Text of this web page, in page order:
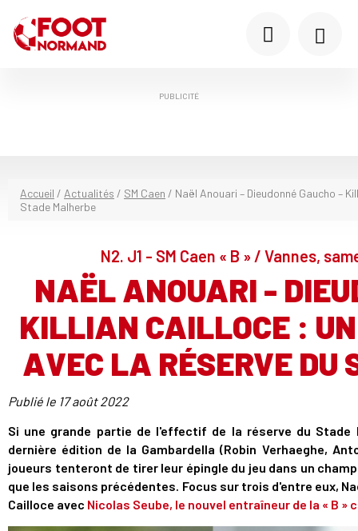
PUBLICITÉ
Accueil / Actualités / SM Caen / Naël Anouari – Dieudonné Gaucho –
Stade Malherbe
N2. J1 - SM Caen « B » / Vannes,
NAËL ANOUARI -
KILLIAN CAILLOCE :
AVEC LA RÉSERVE DU
Publié le 17 août 2022
Si une grande partie de l'effectif de la réserve du
dernière édition de la Gambardella (Robin Verhaeghe,
joueurs tenteront de tirer leur épingle du jeu dans un
que les saisons précédentes. Focus sur trois d'entre eux,
Cailloce avec Nicolas Seube, le nouvel entraîneur de la « B »